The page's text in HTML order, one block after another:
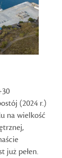
(2024 r.)
na wielkość
już pełen.